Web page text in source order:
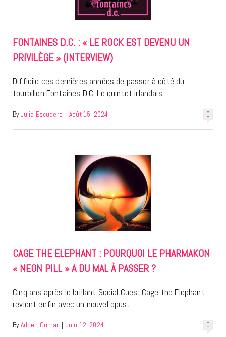
FONTAINES D.C. : « LE ROCK EST DEVENU UN
PRIVILÈGE » (INTERVIEW)
Difficile ces dernières années de passer à côté du
tourbillon Fontaines D.C. Le quintet irlandais…
0
By Julia Escudero | Août 15, 2024
CAGE THE ELEPHANT : POURQUOI LE PHARMAKON
« NEON PILL » A DU MAL À PASSER ?
Cinq ans après le brillant Social Cues, Cage the Elephant
revient enfin avec un nouvel opus,…
0
By Adrien Comar | Juin 12, 2024